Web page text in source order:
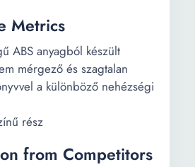
Metrics
ABS anyagból készült
mérgező és szagtalan
a különböző nehézségi
rész
from Competitors